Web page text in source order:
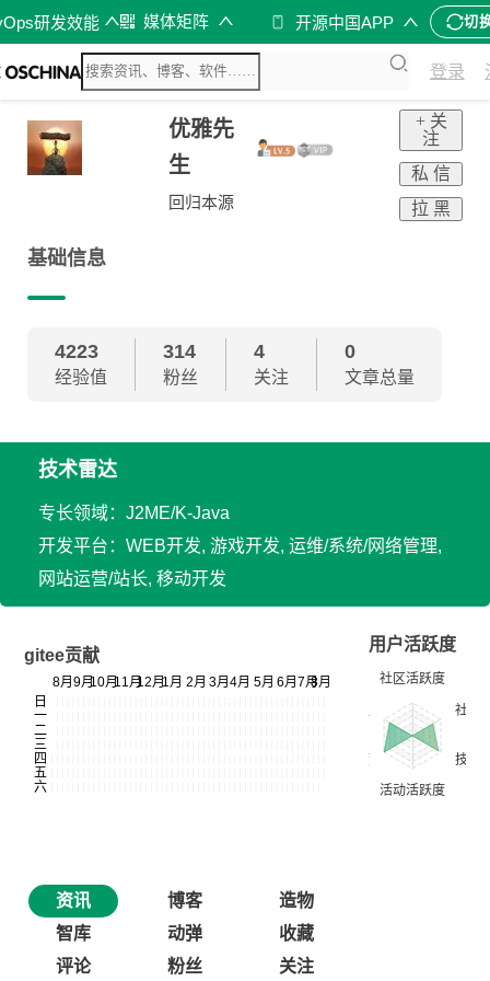
研发效能 媒体矩阵 开源中国APP 切
登录
优雅先
生
回归本源
+ 关
注
私 信
拉 黑
基础信息
4223
经验值
314
粉丝
4
关注
0
文章总量
技术雷达
专长领域：J2ME/K-Java
开发平台：WEB开发, 游戏开发, 运维/系统/网络管理,
网站运营/站长, 移动开发
gitee贡献
用户活跃度
资讯 博客
造物
智库
动弹
收藏
评论
粉丝 关注